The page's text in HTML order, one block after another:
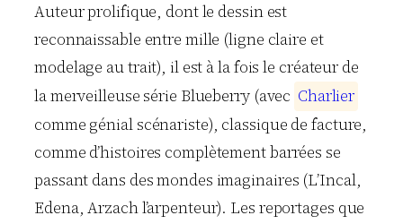
Auteur prolifique, dont le dessin est
reconnaissable entre mille (ligne claire et
modelage au trait), il est à la fois le créateur de
la merveilleuse série Blueberry (avec Charlier
comme génial scénariste), classique de facture,
comme d’histoires complètement barrées se
passant dans des mondes imaginaires (L’Incal,
Edena, Arzach l’arpenteur). Les reportages que